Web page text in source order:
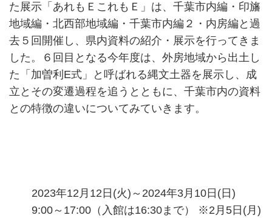
た展示「あれもＥこれもＥ」は、千葉市内編・印旛
地域編・北西部地域編・千葉市内編２・内房編と過
去５回開催し、県内資料の紹介・展示を行ってきま
した。６回目となる今年度は、外房地域から出土し
た「加曽利E式」と呼ばれる縄文土器を展示し、成
立とその変遷過程を追うとともに、千葉市内の資料
との特徴の違いについてみていきます。
2023年12月12日(火)～2024年3月10日(日)
9:00～17:00（入館は16:30まで） ※2月5日(月)